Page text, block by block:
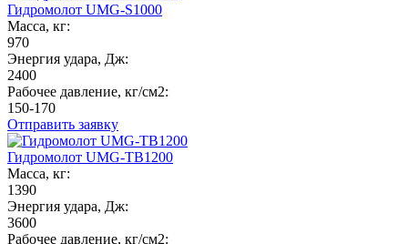
Гидромолот UMG-S1000
Масса, кг:
970
Энергия удара, Дж:
2400
Рабочее давление, кг/см2:
150-170
Отправить заявку
Гидромолот UMG-TB1200
Масса, кг:
1390
Энергия удара, Дж:
3600
Рабочее давление, кг/см2: